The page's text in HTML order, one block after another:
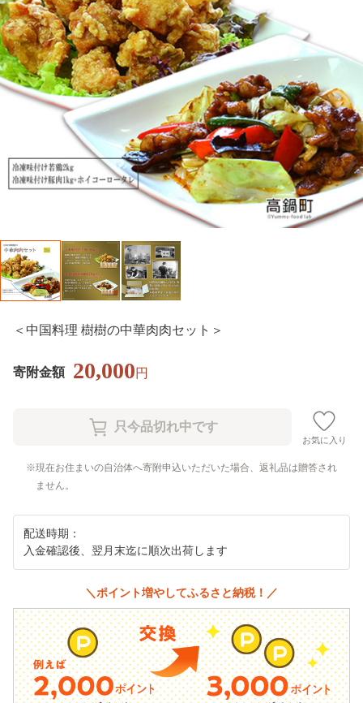
＜中国料理 樹樹の中華肉肉セット＞
寄附金額 20,000円
お気に入り
現在お住まいの自治体へ寄附申込いただいた場合、返礼品は贈答され
ません。
配送時期：
入金確認後、翌月末迄に順次出荷します
＼ポイント増やしてふるさと納税！／